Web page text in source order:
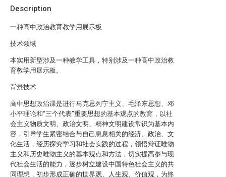
Description
一种高中政治教育教学用展示板
技术领域
本实用新型涉及一种教学工具，特别涉及一种高中政治教
育教学用展示板。
背景技术
高中思想政治课是进行马克思列宁主义、毛泽东思想、邓
小平理论和“三个代表”重要思想的基本观点的教育，以社
会主义物质文明、政治文明、精神文明建设常识为基本内
容，引导学生紧密结合与自己息息相关的经济、政治、文
化生活，经历探究学习和社会实践的过程，领悟辩证唯物
主义和历史唯物主义的基本观点和方法，切实提高参与现
代社会生活的能力，逐步树立建设中国特色社会主义的共
同理想，初步形成正确的世界观、人生观、价值观，为终